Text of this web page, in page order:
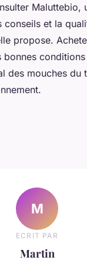
Maluttebio,
conseils et la
propose.
bonnes
des mouches du
M
ECRIT PAR
Martin